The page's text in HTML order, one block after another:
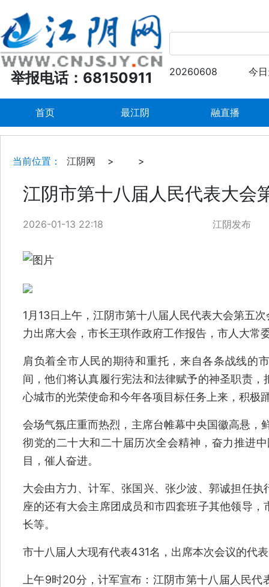
举报电话：68150911 20260608 今
首页 最江阴 融直播
当前位置： 江阴网 > >
江阴市第十八届人民代表大会
2026-01-13 22:18 江阴发布
1月13日上午，江阴市第十八届人民代表大会第五
力出席大会，市长王琪作政府工作报告，市人大常
肩负着全市人民的期待和重托，来自各条战线的
间，他们将认真履行宪法和法律赋予的神圣职责
心城市的光荣使命和今年各项目标任务上来，积极
会场气氛庄重而热烈，主席台帷幕中央国徽高悬，
彻党的二十大和二十届历次全会精神，奋力推进
目，催人奋进。
大会由方力、计军、张国兴、张少波、郭诚担任
座的还有大会主席团成员和市四套班子其他领导
长等。
市十八届人大现有代表431名，出席本次会议的代
上午9时20分，计军宣布：江阴市第十八届人民